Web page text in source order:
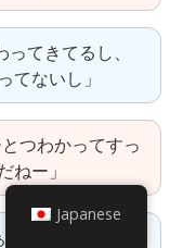
てきてるし、
てないし」
つわかってすっ
ねー」
ちょっと不
Japanese